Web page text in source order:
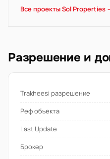
Все проекты Sol Properties
Разрешение и
Trakheesi разрешение
Реф объекта
Last Update
Брокер